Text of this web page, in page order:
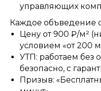
управляющих
Каждое объведение
Цену от 900 ₽/м²
условием «от 200
УТП: работаем без
безопасно, с
Призыв: